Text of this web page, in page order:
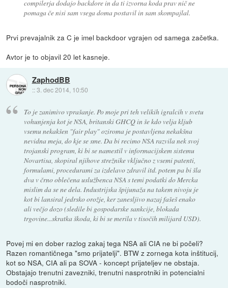
compilerja dodajo backdore in da ti izvorna koda prav nič ne
pomaga če nisi sam vsega doma postavil in sam skompajlal.
Prvi prevajalnik za C je imel backdoor vgrajen od samega začetka.
Avtor je to objavil 20 let kasneje.
ZaphodBB
::3. dec 2014, 10:50
To je zanimivo vprašanje. Po moje pri teh velikih igralcih v svetu
vohunjenja kot je NSA, britanski GHCQ in še kdo velja kljub
vsemu nekakšen "fair play" oziroma je postavljena nekakšna
nevidna meja, do kje se sme. Da bi recimo NSA razvila nek svoj
trojanski program, ki bi se namestil v informacijskem sistemu
Novartisa, skopiral njihove strežnike vključno z vsemi patenti,
formulami, procedurami za izdelavo zdravil itd. potem pa bi šla
dva v črno oblečena uslužbenca NSA s temi podatki do Mercka
mislim da se ne dela. Industrijska špijunaža na takem nivoju je
kot bi lansiral jedrsko orožje, ker zanesljivo nazaj fašeš enako
ali večjo dozo (sledile bi gospodarske sankcije, blokada
trgovine...skratka škoda, ki bi se merila v tisočih milijard USD).
Povej mi en dober razlog zakaj tega NSA ali CIA ne bi počeli?
Razen romantičnega "smo prijatelji". BTW z zornega kota inštitucij,
kot so NSA, CIA ali pa SOVA - koncept prijateljev ne obstaja.
Obstajajo trenutni zavezniki, trenutni nasprotniki in potencialni
bodoči nasprotniki.